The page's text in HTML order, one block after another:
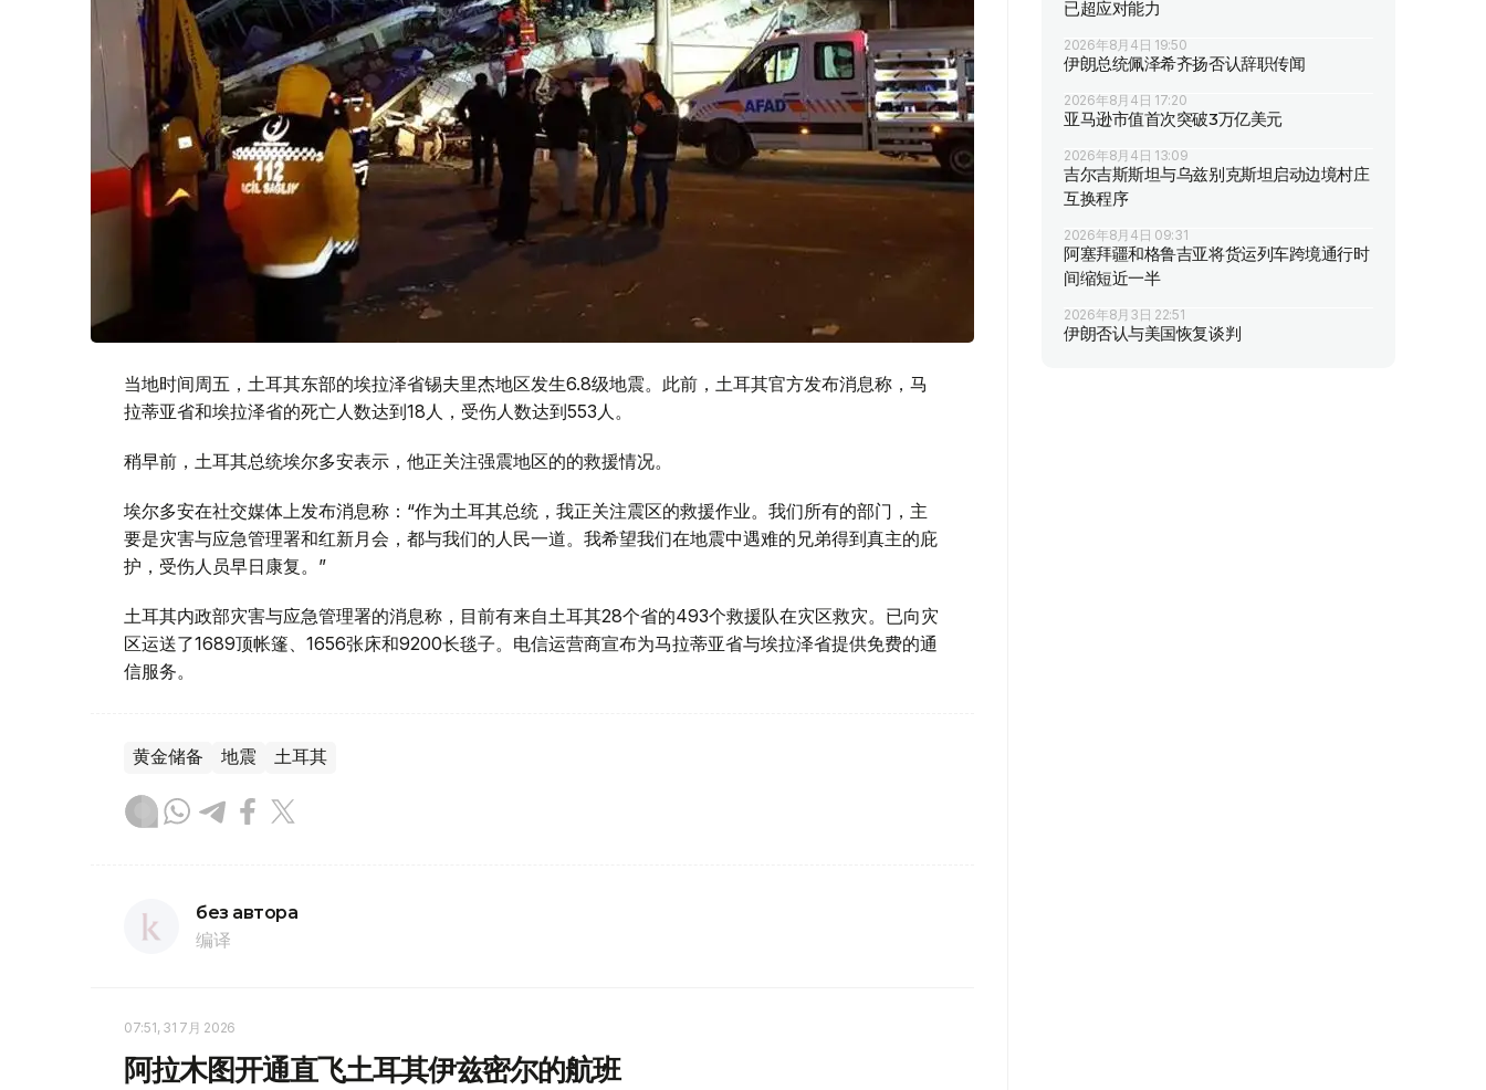
当地时间周五，土耳其东部的埃拉泽省锡夫里杰地区发生6.8级地震。此前，土耳其官方发布消息称，马
拉蒂亚省和埃拉泽省的死亡人数达到18人，受伤人数达到553人。
稍早前，土耳其总统埃尔多安表示，他正关注强震地区的的救援情况。
埃尔多安在社交媒体上发布消息称：“作为土耳其总统，我正关注震区的救援作业。我们所有的部门，主
要是灾害与应急管理署和红新月会，都与我们的人民一道。我希望我们在地震中遇难的兄弟得到真主的庇
护，受伤人员早日康复。”
土耳其内政部灾害与应急管理署的消息称，目前有来自土耳其28个省的493个救援队在灾区救灾。已向灾
区运送了1689顶帐篷、1656张床和9200长毯子。电信运营商宣布为马拉蒂亚省与埃拉泽省提供免费的通
信服务。
黄金储备 地震 土耳其
без автора
编译
07:51, 31 7月 2026
阿拉木图开通直飞土耳其伊兹密尔的航班
已超应对能力
2026年8月4日 19:50
伊朗总统佩泽希齐扬否认辞职传闻
2026年8月4日 17:20
亚马逊市值首次突破3万亿美元
2026年8月4日 13:09
吉尔吉斯斯坦与乌兹别克斯坦启动边境村庄
互换程序
2026年8月4日 09:31
阿塞拜疆和格鲁吉亚将货运列车跨境通行时
间缩短近一半
2026年8月3日 22:51
伊朗否认与美国恢复谈判